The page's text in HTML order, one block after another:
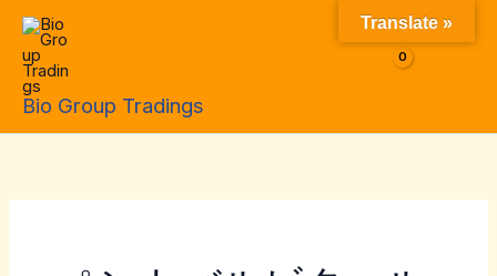
Skip
content
Bio Group Tradings
Translate »